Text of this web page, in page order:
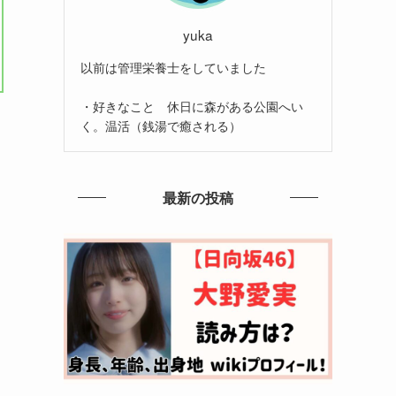
yuka
以前は管理栄養士をしていました
・好きなこと 休日に森がある公園へい
く。温活（銭湯で癒される）
最新の投稿